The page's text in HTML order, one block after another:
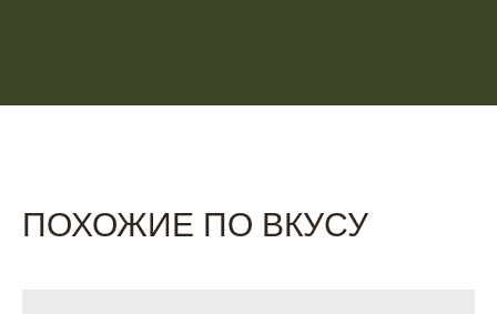
ПОХОЖИЕ ПО ВКУСУ